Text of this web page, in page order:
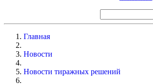
Главная
Новости
Новости тиражных решений